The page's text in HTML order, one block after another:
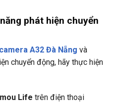
phát hiện chuyển
A32 Đà Nẵng và
chuyển động, hãy thực hiện
Life trên điện thoại